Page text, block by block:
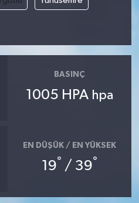
BASINÇ
1005 HPA hpa
EN DÜŞÜK / EN YÜKSEK
19° / 39°